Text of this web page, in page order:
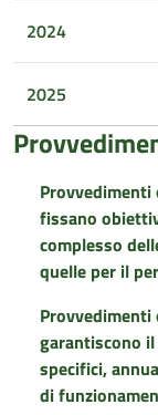
2024
2025
Provvedimenti
fissano
complesso
quelle per il
garantiscono
specifici,
di